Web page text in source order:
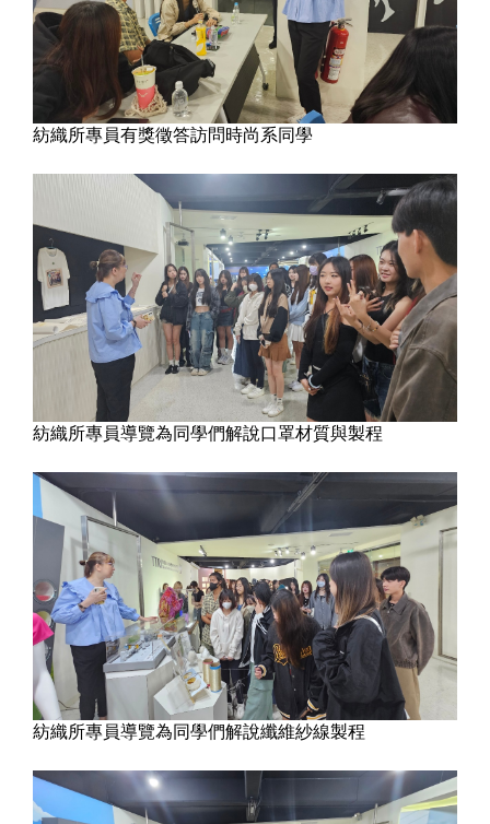
紡織所專員有獎徵答訪問時尚系同學
紡織所專員導覽為同學們解說口罩材質與製程
紡織所專員導覽為同學們解說纖維紗線製程